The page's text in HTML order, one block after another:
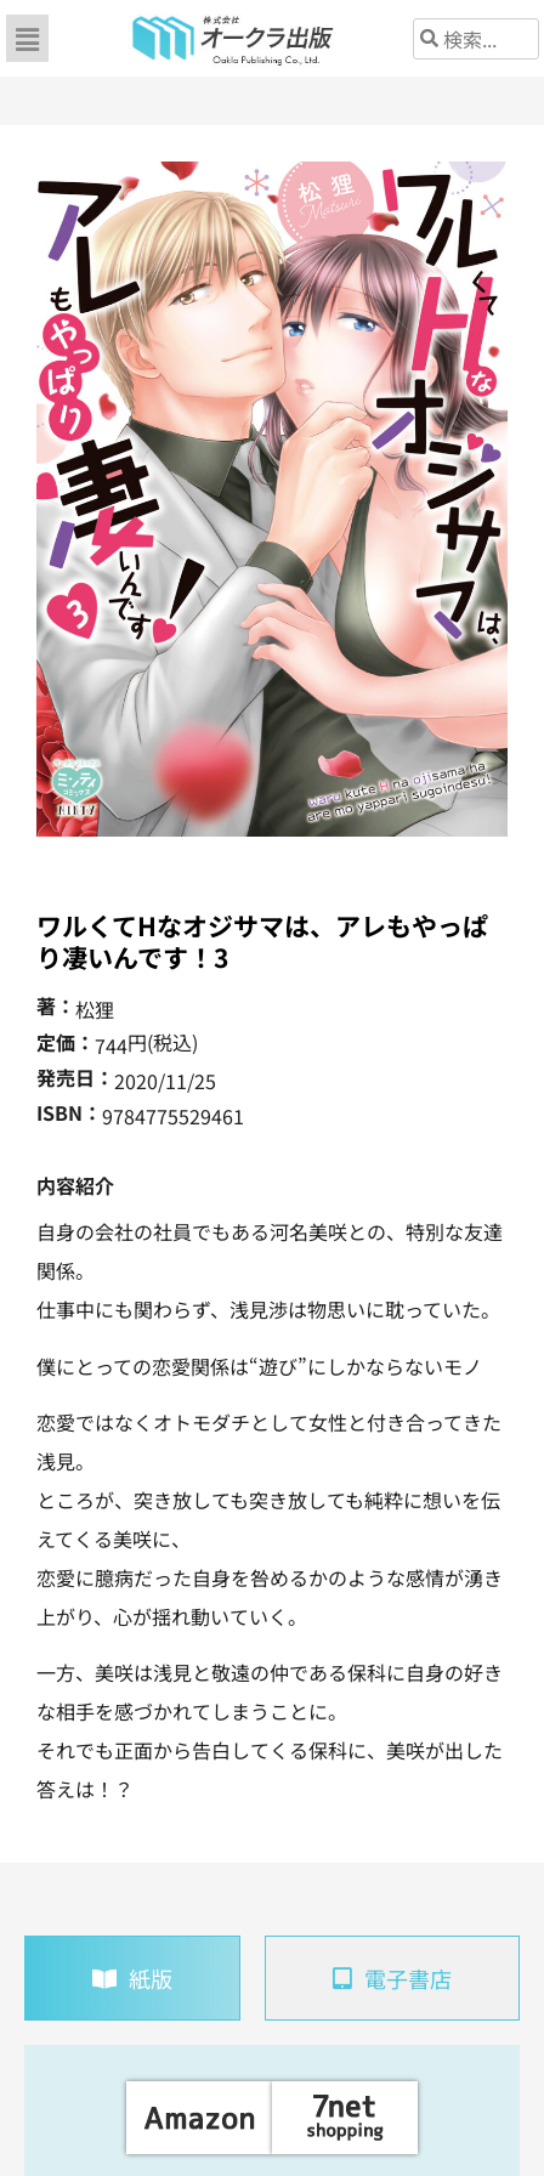
ワルくてHなオジサマは、アレもやっぱ
り凄いんです！3
著： 松狸
定価： 744円(税込)
発売日： 2020/11/25
ISBN： 9784775529461
内容紹介
自身の会社の社員でもある河名美咲との、特別な友達
関係。
仕事中にも関わらず、浅見渉は物思いに耽っていた。
僕にとっての恋愛関係は“遊び”にしかならないモノ
恋愛ではなくオトモダチとして女性と付き合ってきた
浅見。
ところが、突き放しても突き放しても純粋に想いを伝
えてくる美咲に、
恋愛に臆病だった自身を咎めるかのような感情が湧き
上がり、心が揺れ動いていく。
一方、美咲は浅見と敬遠の仲である保科に自身の好き
な相手を感づかれてしまうことに。
それでも正面から告白してくる保科に、美咲が出した
答えは！？
紙版 電子書店